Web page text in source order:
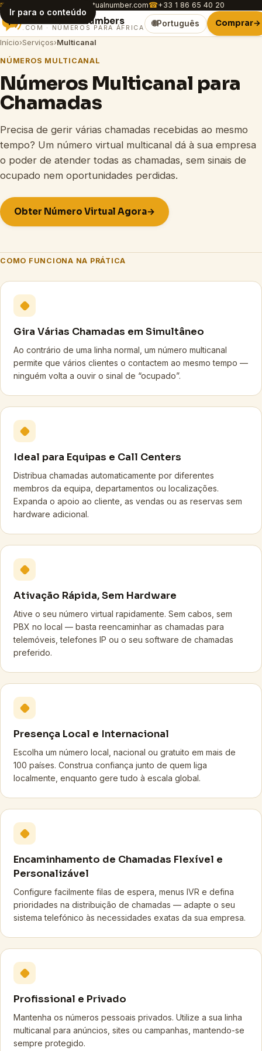
Ir para o conteúdo
✉ customer.care@africavirtualnumber.com☎+33 1 86 65 40 20
Numbers
.COM · NÚMEROS PARA ÁFRICA 🌐Português Comprar→
Início›Serviços›Multicanal
NÚMEROS MULTICANAL
Números Multicanal para
Chamadas
Precisa de gerir várias chamadas recebidas ao mesmo
tempo? Um número virtual multicanal dá à sua empresa
o poder de atender todas as chamadas, sem sinais de
ocupado nem oportunidades perdidas.
Obter Número Virtual Agora→
COMO FUNCIONA NA PRÁTICA
Gira Várias Chamadas em Simultâneo
Ao contrário de uma linha normal, um número multicanal
permite que vários clientes o contactem ao mesmo tempo —
ninguém volta a ouvir o sinal de “ocupado”.
Ideal para Equipas e Call Centers
Distribua chamadas automaticamente por diferentes
membros da equipa, departamentos ou localizações.
Expanda o apoio ao cliente, as vendas ou as reservas sem
hardware adicional.
Ativação Rápida, Sem Hardware
Ative o seu número virtual rapidamente. Sem cabos, sem
PBX no local — basta reencaminhar as chamadas para
telemóveis, telefones IP ou o seu software de chamadas
preferido.
Presença Local e Internacional
Escolha um número local, nacional ou gratuito em mais de
100 países. Construa confiança junto de quem liga
localmente, enquanto gere tudo à escala global.
Encaminhamento de Chamadas Flexível e
Personalizável
Configure facilmente filas de espera, menus IVR e defina
prioridades na distribuição de chamadas — adapte o seu
sistema telefónico às necessidades exatas da sua empresa.
Profissional e Privado
Mantenha os números pessoais privados. Utilize a sua linha
multicanal para anúncios, sites ou campanhas, mantendo-se
sempre protegido.